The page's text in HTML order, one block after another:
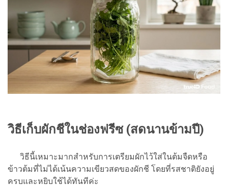
วิธีเก็บผักชีในช่องฟรีซ (สดนานข้ามปี)
วิธีนี้เหมาะมากสำหรับการเตรียมผักไว้ใส่ในต้มจืดหรือ
ข้าวต้มที่ไม่ได้เน้นความเขียวสดของผักชี โดยที่รสชาติยังอยู่
ครบและหยิบใช้ได้ทันทีค่ะ